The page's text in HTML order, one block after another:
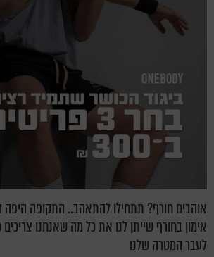
אוהבים חורף? תתחילו להתאהב.. התקופה
אימון בחורף שייתן לנו את כל מה שאנחנו
לעבר המטרה שלנו